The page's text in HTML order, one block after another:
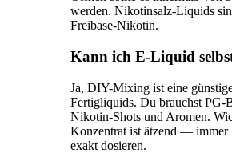
werden. Nikotinsalz-Liquids
Freibase-Nikotin.
Kann ich E-Liquid
Ja, DIY-Mixing ist eine
Fertigliquids. Du brauchst PG-
Nikotin-Shots und Aromen.
Konzentrat ist ätzend — immer
exakt dosieren.